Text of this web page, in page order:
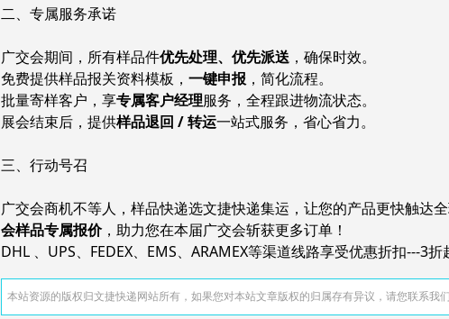
二、专属服务承诺
广交会期间，所有样品件优先处理、优先派送 ，确保时效。
免费提供样品报关资料模板， 一键申报 ，简化流程。
批量寄样客户，享专属客户经理服务，全程跟进物流状态。
展会结束后，提供样品退回 / 转运一站式服务，省心省力。
三、行动号召
广交会商机不等人，样品快递选文捷快递集运，让您的产品更快触达
会样品专属报价，助力您在本届广交会斩获更多订单！
DHL 、UPS、FEDEX、EMS、ARAMEX等渠道线路享受优惠折扣---3折
本站资源的版权归文捷快递网站所有，如果您对本站文章版权的归属存有异议，请您联系我